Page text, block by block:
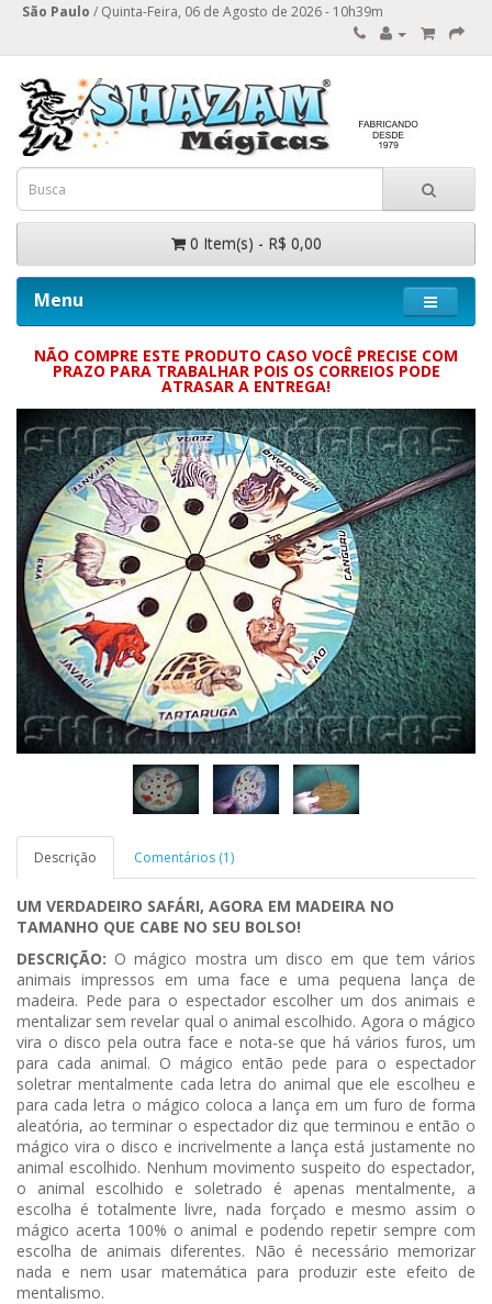
São Paulo / Quinta-Feira, 06 de Agosto de 2026 - 10h39m
0 Item(s) - R$ 0,00
Menu
NÃO COMPRE ESTE PRODUTO CASO VOCÊ PRECISE COM
PRAZO PARA TRABALHAR POIS OS CORREIOS PODE
ATRASAR A ENTREGA!
Descrição Comentários (1)
UM VERDADEIRO SAFÁRI, AGORA EM MADEIRA NO
TAMANHO QUE CABE NO SEU BOLSO!
DESCRIÇÃO: O mágico mostra um disco em que tem vários
animais impressos em uma face e uma pequena lança de
madeira. Pede para o espectador escolher um dos animais e
mentalizar sem revelar qual o animal escolhido. Agora o mágico
vira o disco pela outra face e nota-se que há vários furos, um
para cada animal. O mágico então pede para o espectador
soletrar mentalmente cada letra do animal que ele escolheu e
para cada letra o mágico coloca a lança em um furo de forma
aleatória, ao terminar o espectador diz que terminou e então o
mágico vira o disco e incrivelmente a lança está justamente no
animal escolhido. Nenhum movimento suspeito do espectador,
o animal escolhido e soletrado é apenas mentalmente, a
escolha é totalmente livre, nada forçado e mesmo assim o
mágico acerta 100% o animal e podendo repetir sempre com
escolha de animais diferentes. Não é necessário memorizar
nada e nem usar matemática para produzir este efeito de
mentalismo.